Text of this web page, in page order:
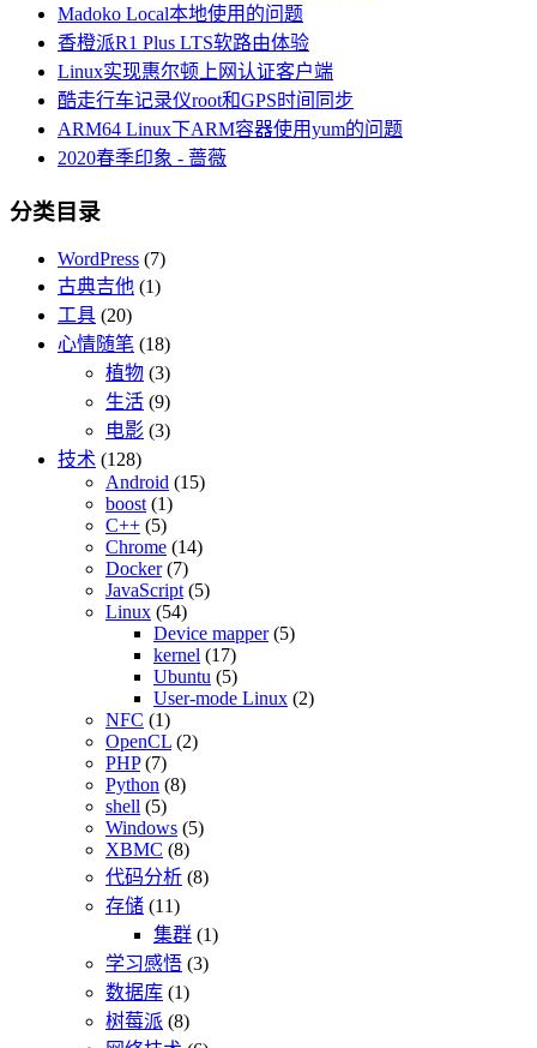
Madoko Local本地使用的问题
香橙派R1 Plus LTS软路由体验
Linux实现惠尔顿上网认证客户端
酷走行车记录仪root和GPS时间同步
ARM64 Linux下ARM容器使用yum的问题
2020春季印象 - 蔷薇
分类目录
WordPress (7)
古典吉他 (1)
工具 (20)
心情随笔 (18)
植物 (3)
生活 (9)
电影 (3)
技术 (128)
Android (15)
boost (1)
C++ (5)
Chrome (14)
Docker(7)
JavaScript (5)
Linux (54)
Device mapper(5)
kernel (17)
Ubuntu (5)
User-mode Linux (2)
NFC (1)
OpenCL (2)
PHP(7)
Python (8)
shell (5)
Windows (5)
XBMC (8)
代码分析 (8)
存储 (11)
集群 (1)
学习感悟 (3)
数据库 (1)
树莓派 (8)